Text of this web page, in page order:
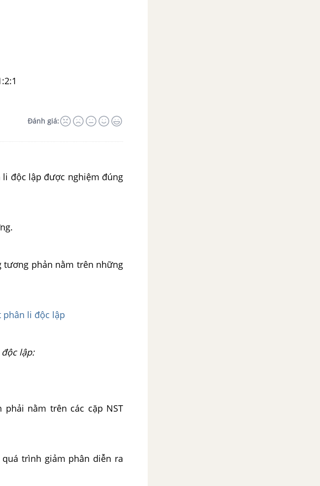
Đánh giá:
độc lập được nghiệm đúng
tương phản nằm trên những
phân li độc lập
lập:
nằm trên các cặp NST
trình giảm phân diễn ra